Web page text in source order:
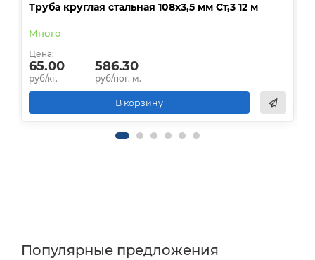
Труба круглая стальная 108х3,5 мм Ст,3 12 м
Много
Цена:
65.00
руб/кг.
586.30
руб/пог. м.
В корзину
Популярные предложения